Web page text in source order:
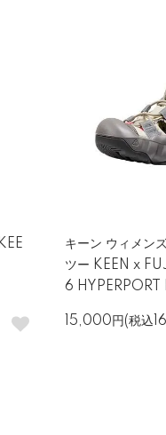
キーン ウィメン
ツー KEEN x
6 HYPERPORT
15,000円(税込